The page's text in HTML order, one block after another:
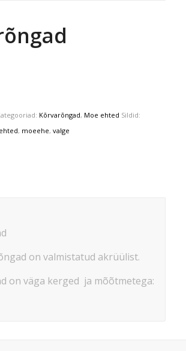
Kõrvarõngad, Moe ehted Sildid:
, moeehe, valge
on valmistatud akrüülist.
on väga kerged ja mõõtmetega: